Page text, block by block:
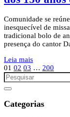
Comunidade se
inesquecível de
tradicional bolo de
presença do cantor
Leia mais
01 02 03 … 200
Categorias